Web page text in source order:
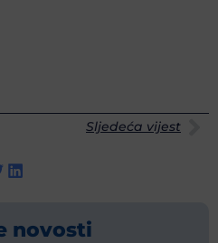
Sljedeća vijest
novosti